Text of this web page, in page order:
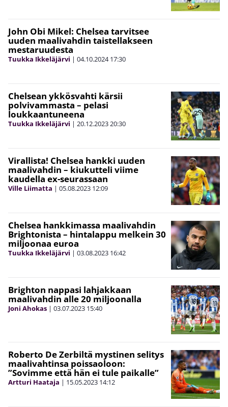
John Obi Mikel: Chelsea tarvitsee
uuden maalivahdin taistellakseen
mestaruudesta
Tuukka Ikkeläjärvi | 04.10.2024 17:30
Chelsean ykkösvahti kärsii
polvivammasta – pelasi
loukkaantuneena
Tuukka Ikkeläjärvi | 20.12.202320:30
Virallista! Chelsea hankki uuden
maalivahdin – kiukutteli viime
kaudella ex-seurassaan
Ville Liimatta | 05.08.2023 12:09
Chelsea hankkimassa maalivahdin
Brightonista – hintalappu melkein 30
miljoonaa euroa
Tuukka Ikkeläjärvi | 03.08.2023 16:42
Brighton nappasi lahjakkaan
maalivahdin alle 20 miljoonalla
Joni Ahokas | 03.07.2023 15:40
Roberto De Zerbiltä mystinen selitys
maalivahtinsa poissaoloon:
”Sovimme että hän ei tule paikalle”
Artturi Haataja | 15.05.2023 14:12